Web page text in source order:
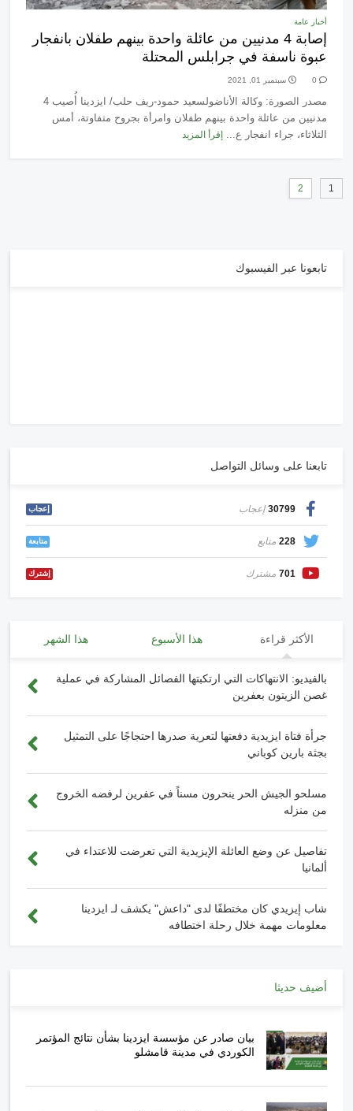
أخبار عامة
إصابة 4 مدنيين من عائلة واحدة بينهم طفلان بانفجار
عبوة ناسفة في جرابلس المحتلة
0 سبتمبر 01, 2021
مصدر الصورة: وكالة الأناضولسعيد حمود-ريف حلب/ ايزدينا أُصيب 4
مدنيين من عائلة واحدة بينهم طفلان وامرأة بجروح متفاوتة، أمس
الثلاثاء، جراء انفجار ع...
إقرأ المزيد
1
2
تابعونا عبر الفيسبوك
تابعنا على وسائل التواصل
30799 إعجاب إعجاب
228 متابع متابعة
701 مشترك إشترك
الأكثر قراءة هذا الأسبوع هذا الشهر
بالفيديو: الانتهاكات التي ارتكبتها الفصائل المشاركة في عملية
غصن الزيتون بعفرين
جرأة فتاة ايزيدية دفعتها لتعرية صدرها احتجاجًا على التمثيل
بجثة بارين كوباني
مسلحو الجيش الحر ينحرون مسناً في عفرين لرفضه الخروج
من منزله
تفاصيل عن وضع العائلة الإيزيدية التي تعرضت للاعتداء في
ألمانيا
شاب إيزيدي كان مختطفًا لدى "داعش" يكشف لـ ايزدينا
معلومات مهمة خلال رحلة اختطافه
أضيف حديثا
بيان صادر عن مؤسسة ايزدينا بشأن نتائج المؤتمر
الكوردي في مدينة قامشلو